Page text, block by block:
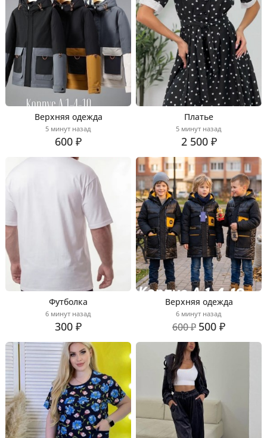
Верхняя одежда
5 минут назад
600 ₽
Платье
5 минут назад
2 500 ₽
Футболка
6 минут назад
300 ₽
Верхняя одежда
6 минут назад
600 ₽ 500 ₽